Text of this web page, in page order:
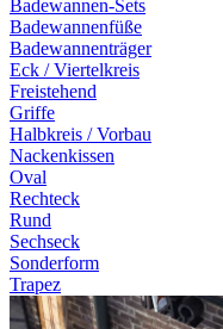
Badewannen-Sets
Badewannenfüße
Badewannenträger
Eck / Viertelkreis
Freistehend
Griffe
Halbkreis / Vorbau
Nackenkissen
Oval
Rechteck
Rund
Sechseck
Sonderform
Trapez